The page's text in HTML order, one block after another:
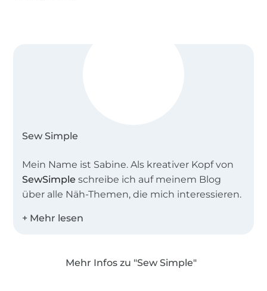
Sew Simple
Mein Name ist Sabine. Als kreativer Kopf von
SewSimple schreibe ich auf meinem Blog
über alle Näh-Themen, die mich interessieren.
Zusammen mit meinem Team entwerfe ich
großen Größen und für Näh-Anfänger.
Mehr Infos zu "Sew Simple"